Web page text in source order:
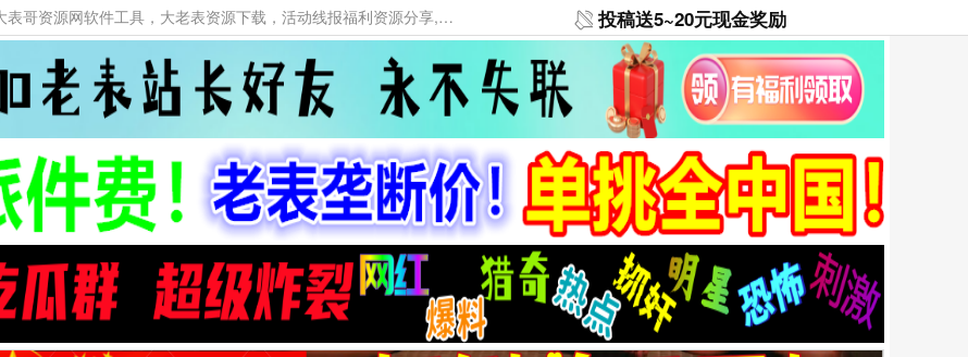
本网站提供资源工具下载，大老表资源工具，大表哥资源网软件工具，大老表资源下载，活动线报福利资源分享,活动线报，大型网游经典游戏，网络热门技术游戏辅助交流与分享。 投稿送5~20元现金奖励